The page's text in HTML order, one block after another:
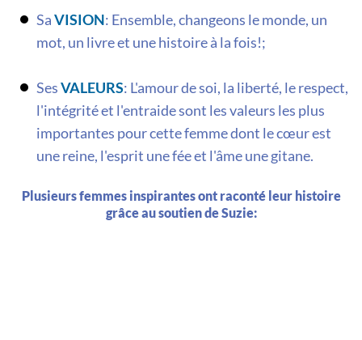
SaVISION: Ensemble, changeons le monde, un
mot, un livre et une histoire à la fois!;
SesVALEURS: L'amour de soi, la liberté, le respect,
l'intégrité et l'entraide sont les valeurs les plus
importantes pour cette femme dont le cœur est
une reine, l'esprit une fée et l'âme une gitane.
Plusieurs femmes inspirantes ont raconté leur histoire
grâce au soutien de Suzie: